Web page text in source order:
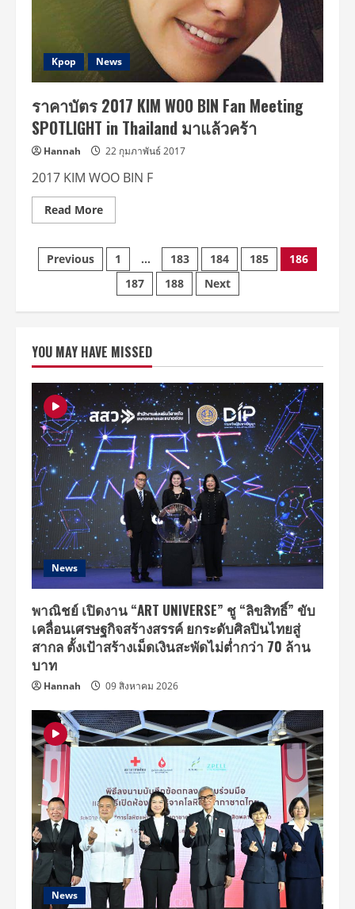
BANGKOK
Kpop News
ราคาบัตร 2017 KIM WOO BIN Fan Meeting
SPOTLIGHT in Thailand มาแล้วคร้า
Hannah 22 กุมภาพันธ์ 2017
2017 KIM WOO BIN F
Read MoreRead
more
บัตร
2017
KIM
WOO
BIN
Fan
Thailand
มา
คร้า
Posts
pagination
Previous 1 … 183 184 185
186
187
188 Next
YOU MAY HAVE MISSED
News
พาณิชย์ เปิดงาน “ART UNIVERSE” ชู “ลิขสิทธิ์” ขับ
เคลื่อนเศรษฐกิจสร้างสรรค์ ยกระดับศิลปินไทยสู่
สากล ตั้งเป้าสร้างเม็ดเงินสะพัดไม่ต่ำกว่า 70 ล้าน
บาท
Hannah 09 สิงหาคม 2026
News